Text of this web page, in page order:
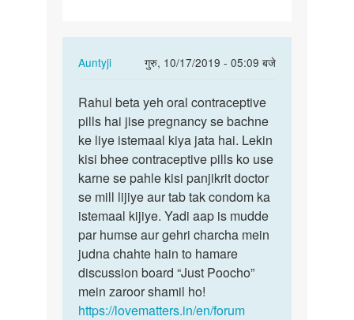
Auntyji
गुरु, 10/17/2019 - 05:09 बजे
In
to
Novelon
3
din
khane
ke
bad…
by
Rahul
Rahul
beta
yeh
oral…
Rahul beta yeh oral contraceptive
pills hai jise pregnancy se bachne
ke liye istemaal kiya jata hai. Lekin
kisi bhee contraceptive pills ko use
karne se pahle kisi panjikrit doctor
se mill lijiye aur tab tak condom ka
istemaal kijiye. Yadi aap is mudde
par humse aur gehri charcha mein
judna chahte hain to hamare
discussion board “Just Poocho”
mein zaroor shamil ho!
https://lovematters.in/en/forum